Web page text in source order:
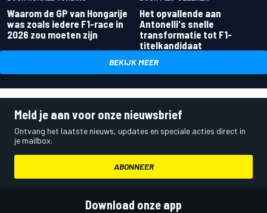
Waarom de GP van Hongarije
was zoals iedere F1-race in
2026 zou moeten zijn
Het opvallende aan
Antonelli's snelle
transformatie tot F1-
titelkandidaat
BEKIJK MEER
Meld je aan voor onze nieuwsbrief
Ontvang het laatste nieuws, updates en speciale acties direct in
je mailbox.
ABONNEER
Download onze app